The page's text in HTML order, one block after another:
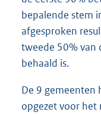
bepalende stem
afgesproken
tweede 50% van
behaald is.
De 9 gemeenten
opgezet voor het